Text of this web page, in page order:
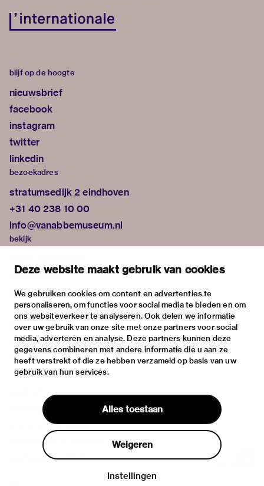
Deze website maakt gebruik van cookies
We gebruiken cookies om content en advertenties te
personaliseren, om functies voor social media te bieden en om
ons websiteverkeer te analyseren. Ook delen we informatie
over uw gebruik van onze site met onze partners voor social
media, adverteren en analyse. Deze partners kunnen deze
gegevens combineren met andere informatie die u aan ze
heeft verstrekt of die ze hebben verzameld op basis van uw
gebruik van hun services.
Alles toestaan
Weigeren
Instellingen
blijf op de hoogte
nieuwsbrief
facebook
instagram
twitter
linkedin
bezoekadres
stratumsedijk 2 eindhoven
+31 40 238 10 00
info@vanabbemuseum.nl
bekijk
activiteiten
praktische informatie
over
het museum
de collectie
fondsen & partners
huisregels
privacy & cookies
disclaimer & colofon
digitoegankelijkheid